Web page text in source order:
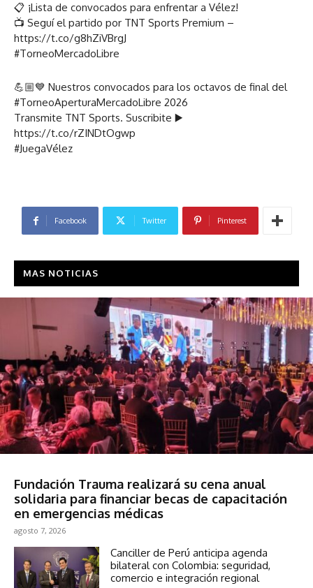
📋 ¡Lista de convocados para enfrentar a Vélez!
📺 Seguí el partido por TNT Sports Premium –
https://t.co/g8hZiVBrgJ
#TorneoMercadoLibre
💪🏼💙 Nuestros convocados para los octavos de final del
#TorneoAperturaMercadoLibre 2026
Transmite TNT Sports. Suscribite ▶️
https://t.co/rZINDtOgwp
#JuegaVélez
Facebook Twitter Pinterest
MAS NOTICIAS
Fundación Trauma realizará su cena anual
solidaria para financiar becas de capacitación
en emergencias médicas
agosto 7, 2026
Canciller de Perú anticipa agenda
bilateral con Colombia: seguridad,
comercio e integración regional